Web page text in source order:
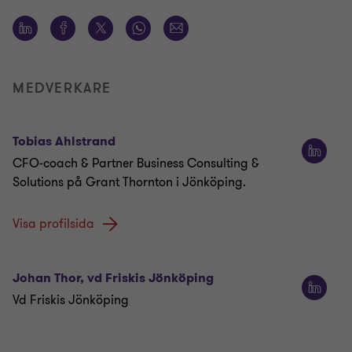
MEDVERKARE
Tobias Ahlstrand
CFO-coach & Partner Business Consulting &
Solutions på Grant Thornton i Jönköping.
Visa profilsida
Johan Thor, vd Friskis Jönköping
Vd Friskis Jönköping